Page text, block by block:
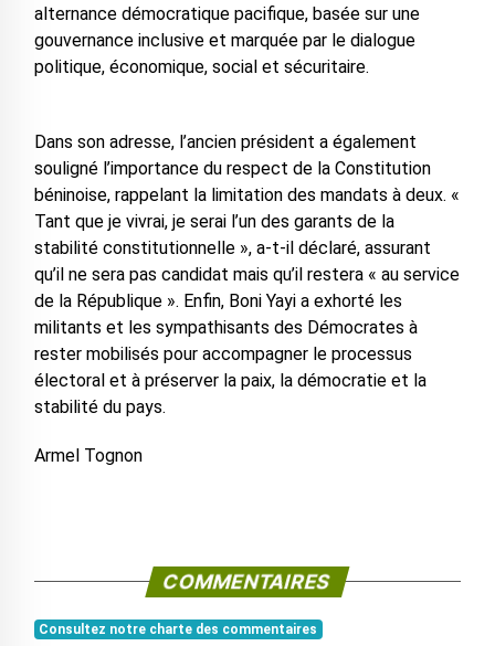
alternance démocratique pacifique, basée sur une
gouvernance inclusive et marquée par le dialogue
politique, économique, social et sécuritaire.
Dans son adresse, l’ancien président a également
souligné l’importance du respect de la Constitution
béninoise, rappelant la limitation des mandats à deux. «
Tant que je vivrai, je serai l’un des garants de la
stabilité constitutionnelle », a-t-il déclaré, assurant
qu’il ne sera pas candidat mais qu’il restera « au service
de la République ». Enfin, Boni Yayi a exhorté les
militants et les sympathisants des Démocrates à
rester mobilisés pour accompagner le processus
électoral et à préserver la paix, la démocratie et la
stabilité du pays.
Armel Tognon
COMMENTAIRES
Consultez notre charte des commentaires